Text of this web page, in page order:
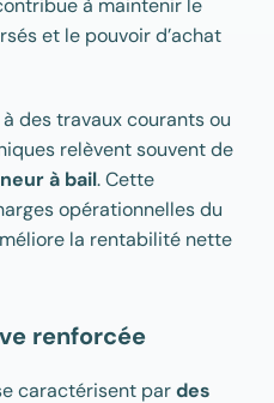
à maintenir le
et le pouvoir d’achat
des travaux courants ou
relèvent souvent de
à bail. Cette
opérationnelles du
la rentabilité nette
renforcée
caractérisent pardes